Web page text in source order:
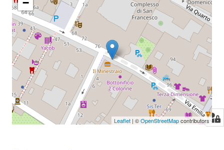
−
Leaflet | ©OpenStreetMapcontributors